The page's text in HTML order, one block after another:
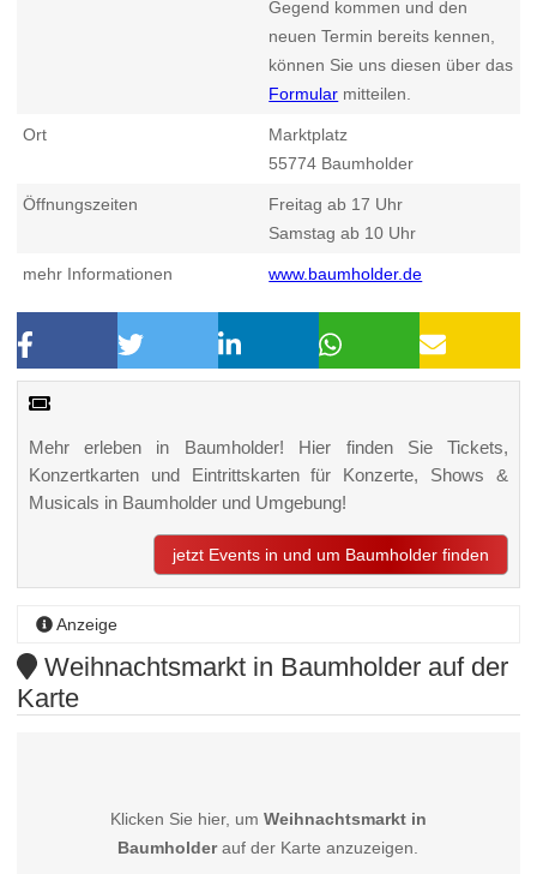
Gegend kommen und den
neuen Termin bereits kennen,
können Sie uns diesen über das
Formular mitteilen.
Ort
Marktplatz
55774 Baumholder
Öffnungszeiten
Freitag ab 17 Uhr
Samstag ab 10 Uhr
mehr Informationen www.baumholder.de
Mehr erleben in Baumholder! Hier finden Sie Tickets,
Konzertkarten und Eintrittskarten für Konzerte, Shows &
Musicals in Baumholder und Umgebung!
jetzt Events in und um Baumholder finden
Anzeige
Weihnachtsmarkt in Baumholder auf der
Karte
Klicken Sie hier, um Weihnachtsmarkt in
Baumholderauf der Karte anzuzeigen.